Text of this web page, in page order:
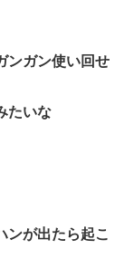
ンガン使い回せ
たいな
ンが出たら起こ